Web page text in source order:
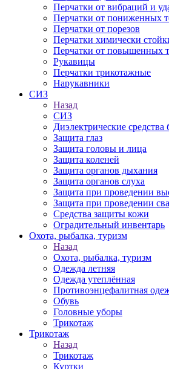
Перчатки от вибраций и
Перчатки от пониженных
Перчатки от порезов
Перчатки химически
Перчатки от повышенных
Рукавицы
Перчатки трикотажные
Нарукавники
СИЗ
Назад
СИЗ
Диэлектрические средства
Защита глаз
Защита головы и лица
Защита коленей
Защита органов дыхания
Защита органов слуха
Защита при проведении
Защита при проведении
Средства защиты кожи
Оградительный инвентарь
Охота, рыбалка, туризм
Назад
Охота, рыбалка, туризм
Одежда летняя
Одежда утеплённая
Противоэнцефалитная
Обувь
Головные уборы
Трикотаж
Трикотаж
Назад
Трикотаж
Куртки